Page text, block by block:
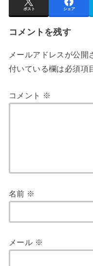
ポスト シェア
コメントを残す
メールアドレスが公開
付いている欄は必須項
コメント ※
名前 ※
メール ※